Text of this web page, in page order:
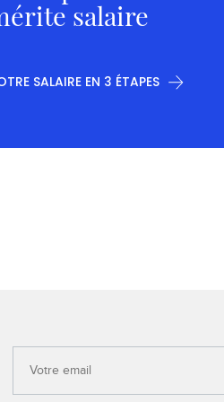
salaire
SALAIRE EN 3 ÉTAPES
email